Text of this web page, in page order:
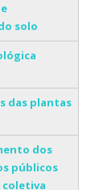
solo
das plantas
dos
públicos